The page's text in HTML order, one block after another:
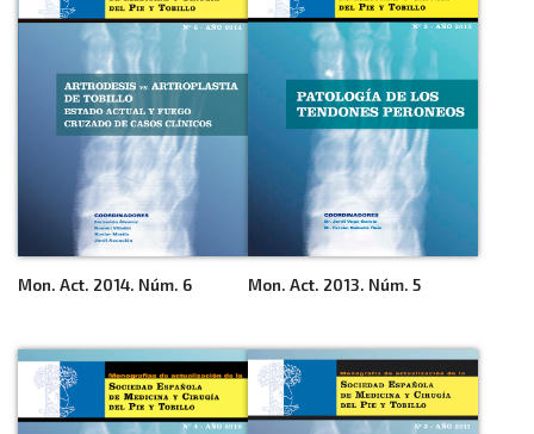
Mon. Act. 2014. Núm. 6 Mon. Act. 2013. Núm. 5